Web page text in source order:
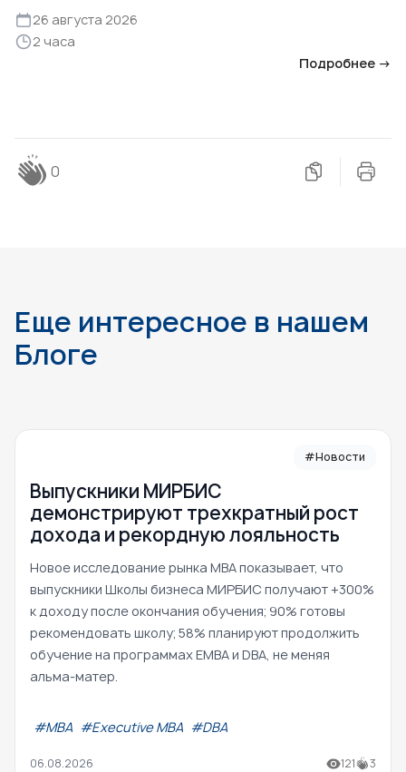
26 августа 2026
2 часа
Подробнее →
0
Еще интересное в нашем
Блоге
#Новости
Выпускники МИРБИС
демонстрируют трехкратный рост
дохода и рекордную лояльность
Новое исследование рынка MBA показывает, что
выпускники Школы бизнеса МИРБИС получают +300%
к доходу после окончания обучения; 90% готовы
рекомендовать школу; 58% планируют продолжить
обучение на программах EMBA и DBA, не меняя
альма-матер.
#МВА #Executive MBA #DBA
06.08.2026 121 3